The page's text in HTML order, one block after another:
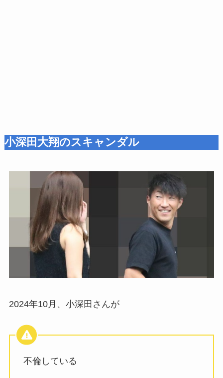
小深田大翔のスキャンダル
2024年10月、小深田さんが
不倫している